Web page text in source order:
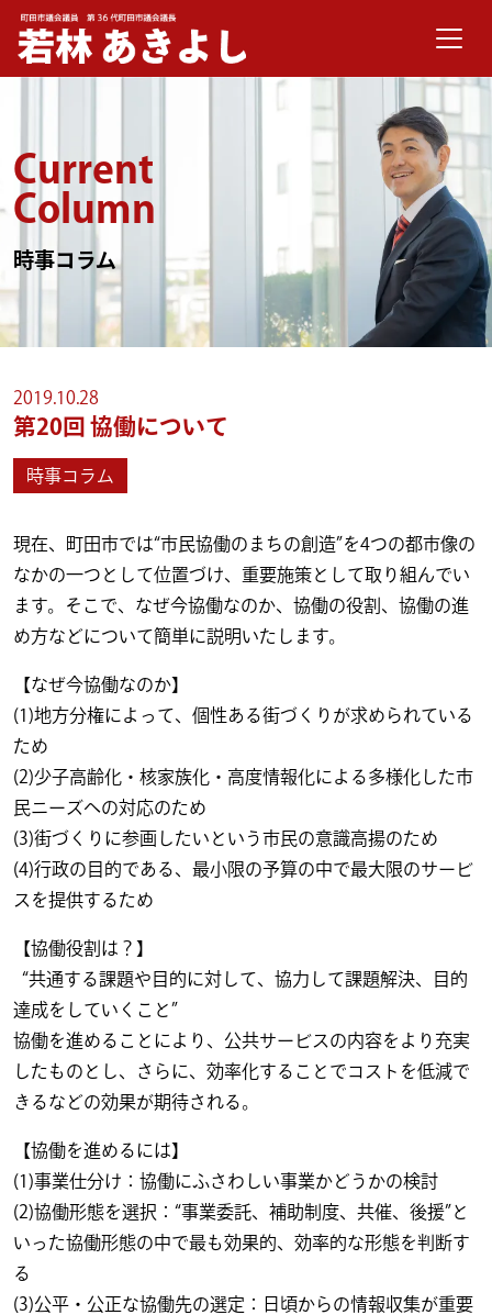
メインナビゲーション
Current
Column
時事コラム
2019.10.28
第20回 協働について
時事コラム
現在、町田市では“市民協働のまちの創造”を4つの都市像の
なかの一つとして位置づけ、重要施策として取り組んでい
ます。そこで、なぜ今協働なのか、協働の役割、協働の進
め方などについて簡単に説明いたします。
【なぜ今協働なのか】
(1)地方分権によって、個性ある街づくりが求められている
ため
(2)少子高齢化・核家族化・高度情報化による多様化した市
民ニーズヘの対応のため
(3)街づくりに参画したいという市民の意識高揚のため
(4)行政の目的である、最小限の予算の中で最大限のサービ
スを提供するため
【協働役割は？】
“共通する課題や目的に対して、協力して課題解決、目的
達成をしていくこと”
協働を進めることにより、公共サービスの内容をより充実
したものとし、さらに、効率化することでコストを低減で
きるなどの効果が期待される。
【協働を進めるには】
(1)事業仕分け：協働にふさわしい事業かどうかの検討
(2)協働形態を選択：“事業委託、補助制度、共催、後援”と
いった協働形態の中で最も効果的、効率的な形態を判断す
る
(3)公平・公正な協働先の選定：日頃からの情報収集が重要